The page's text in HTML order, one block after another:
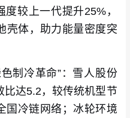
较上一代提升25%，
壳体，助力能量密度突
制冷革命”：雪人股份
达5.2，较传统机型节
国冷链网络；冰轮环境